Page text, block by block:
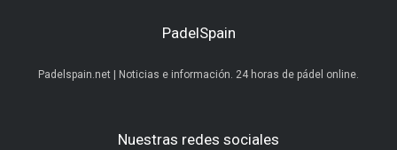
PadelSpain
Padelspain.net | Noticias e información. 24 horas de pádel online.
Nuestras redes sociales